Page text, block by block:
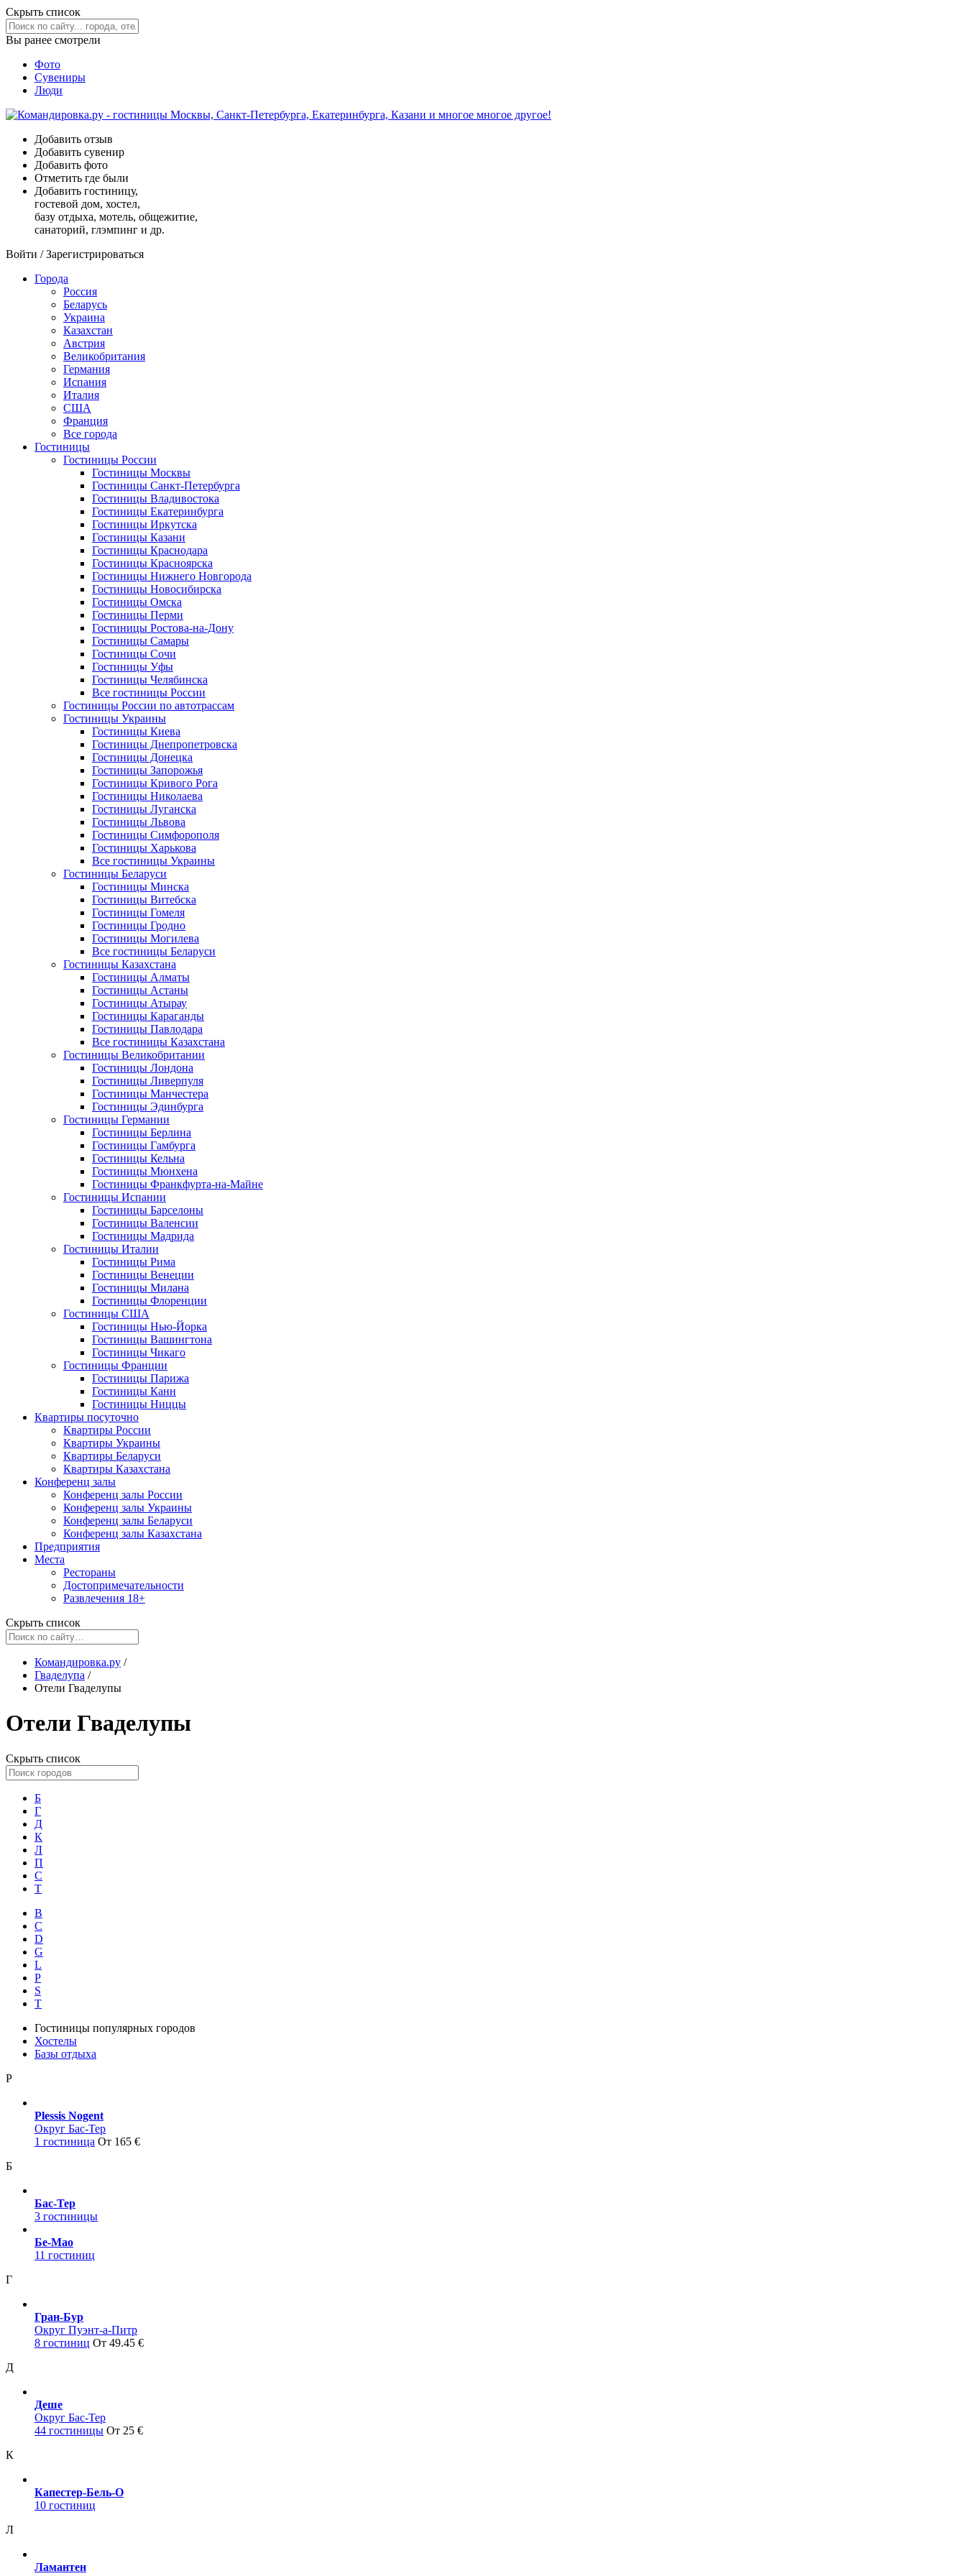
Скрыть список
Вы ранее смотрели
Фото
Сувениры
Люди
Добавить отзыв
Добавить сувенир
Добавить фото
Отметить где были
Добавить гостиницу,
гостевой дом, хостел,
базу отдыха, мотель, общежитие,
санаторий, глэмпинг и др.
Войти /Зарегистрироваться
Города
Россия
Беларусь
Украина
Казахстан
Австрия
Великобритания
Германия
Испания
Италия
США
Франция
Все города
Гостиницы
Гостиницы России
Гостиницы Mосквы
Гостиницы Санкт-Петербурга
Гостиницы Владивостока
Гостиницы Екатеринбурга
Гостиницы Иркутска
Гостиницы Казани
Гостиницы Краснодара
Гостиницы Красноярска
Гостиницы Нижнего Новгорода
Гостиницы Новосибирска
Гостиницы Омска
Гостиницы Перми
Гостиницы Ростова-на-Дону
Гостиницы Самары
Гостиницы Сочи
Гостиницы Уфы
Гостиницы Челябинска
Все гостиницы России
Гостиницы России по автотрассам
Гостиницы Украины
Гостиницы Киева
Гостиницы Днепропетровска
Гостиницы Донецка
Гостиницы Запорожья
Гостиницы Кривого Рога
Гостиницы Николаева
Гостиницы Луганска
Гостиницы Львова
Гостиницы Симфорополя
Гостиницы Харькова
Все гостиницы Украины
Гостиницы Беларуси
Гостиницы Минска
Гостиницы Витебска
Гостиницы Гомеля
Гостиницы Гродно
Гостиницы Могилева
Все гостиницы Беларуси
Гостиницы Казахстана
Гостиницы Алматы
Гостиницы Астаны
Гостиницы Атырау
Гостиницы Караганды
Гостиницы Павлодара
Все гостиницы Казахстана
Гостиницы Великобритании
Гостиницы Лондона
Гостиницы Ливерпуля
Гостиницы Манчестера
Гостиницы Эдинбурга
Гостиницы Германии
Гостиницы Берлина
Гостиницы Гамбурга
Гостиницы Кельна
Гостиницы Мюнхена
Гостиницы Франкфурта-на-Майне
Гостиницы Испании
Гостиницы Барселоны
Гостиницы Валенсии
Гостиницы Мадрида
Гостиницы Италии
Гостиницы Рима
Гостиницы Венеции
Гостиницы Милана
Гостиницы Флоренции
Гостиницы США
Гостиницы Нью-Йорка
Гостиницы Вашингтона
Гостиницы Чикаго
Гостиницы Франции
Гостиницы Парижа
Гостиницы Канн
Гостиницы Ниццы
Квартиры посуточно
Квартиры России
Квартиры Украины
Квартиры Беларуси
Квартиры Казахстана
Конференц залы
Конференц залы России
Конференц залы Украины
Конференц залы Беларуси
Конференц залы Казахстана
Предприятия
Места
Рестораны
Достопримечательности
Развлечения 18+
Скрыть список
Командировка.ру /
Гваделупа /
Отели Гваделупы
Отели Гваделупы
Скрыть список
Б
Г
Д
К
Л
П
С
Т
B
C
D
G
L
P
S
T
Гостиницы популярных городов
Хостелы
Базы отдыха
P
Plessis Nogent
Округ Бас-Тер
1 гостиница От 165 €
Б
Бас-Тер
3 гостиницы
Бе-Мао
11 гостиниц
Г
Гран-Бур
Округ Пуэнт-а-Питр
8 гостиниц От 49.45 €
Д
Деше
Округ Бас-Тер
44 гостиницы От 25 €
К
Капестер-Бель-О
10 гостиниц
Л
Ламантен